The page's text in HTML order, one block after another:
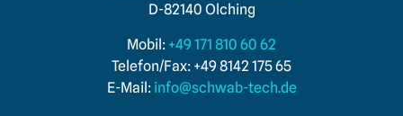
D-82140 Olching
Mobil: +49 171 810 60 62
Telefon/Fax: +49 8142 175 65
E-Mail: info@schwab-tech.de